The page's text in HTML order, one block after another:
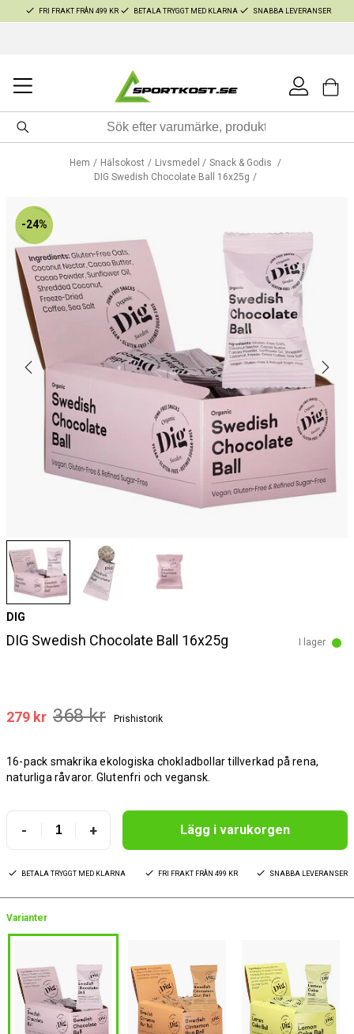
FRI FRAKT FRÅN 499 KR BETALA TRYGGT MED KLARNA SNABBA LEVERANSER
Hem Hälsokost Livsmedel
Snack & Godis
DIG Swedish Chocolate Ball 16x25g
-24%
DIG
DIG Swedish Chocolate Ball 16x25g I lager
279 kr 368 kr Prishistorik
16-pack smakrika ekologiska chokladbollar tillverkad på rena,
naturliga råvaror. Glutenfri och vegansk.
- + Lägg i varukorgen
BETALA TRYGGT MED KLARNA FRI FRAKT FRÅN 499 KR SNABBA LEVERANSER
Varianter